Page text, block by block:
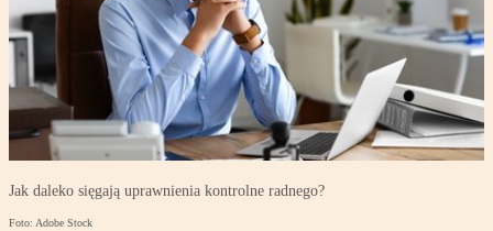
Jak daleko sięgają uprawnienia kontrolne radnego?
Foto: Adobe Stock